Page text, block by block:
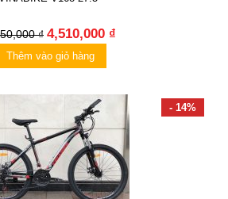
₫ 4,510,000 ₫
Thêm vào giỏ hàng
- 14%